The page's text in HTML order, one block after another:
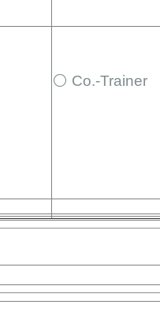
⚪️ Co.-Trainer